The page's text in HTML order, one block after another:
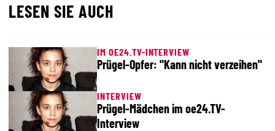
LESEN SIE AUCH
IM OE24.TV-INTERVIEW
Prügel-Opfer: "Kann nicht verzeihen"
INTERVIEW
Prügel-Mädchen im oe24.TV-
Interview